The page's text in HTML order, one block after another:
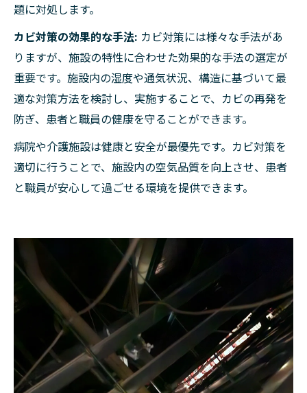
題に対処します。
カビ対策の効果的な手法: カビ対策には様々な手法があ
りますが、施設の特性に合わせた効果的な手法の選定が
重要です。施設内の湿度や通気状況、構造に基づいて最
適な対策方法を検討し、実施することで、カビの再発を
防ぎ、患者と職員の健康を守ることができます。
病院や介護施設は健康と安全が最優先です。カビ対策を
適切に行うことで、施設内の空気品質を向上させ、患者
と職員が安心して過ごせる環境を提供できます。